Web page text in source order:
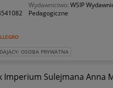
Wydawnictwo: WSIP
Pedagogiczne
OSOBA PRYWATNA
Imperium Sulejmana Anna